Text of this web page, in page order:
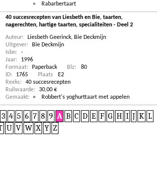
Rabarbertaart
40 succesrecepten van Liesbeth en Bie, taarten,
nagerechten, hartige taarten, specialiteiten - Deel 2
Auteur: Liesbeth Geerinck, Bie Deckmijn
Uitgever:
Bie Deckmijn
Isbn:
-
Jaar:
1996
Formaat:
Paperback Blz:
80
ID:
1765 Plaats
E2
Reeks:
40 succesrecepten
Ruilwaarde:
30,00 €
Gemaakt:
Robbert's yoghurttaart met appelen
3 4 5 6 7 8 9 A B C D E F G H I J K L
U V W X Y Z